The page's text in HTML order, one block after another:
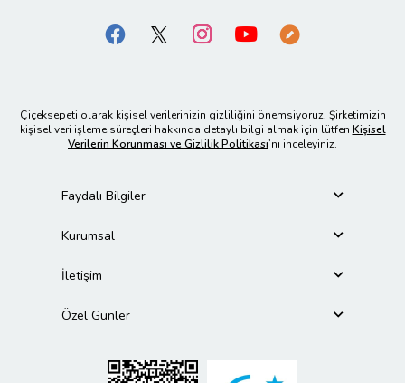
Çiçeksepeti olarak kişisel verilerinizin gizliliğini önemsiyoruz. Şirketimizin
kişisel veri işleme süreçleri hakkında detaylı bilgi almak için lütfen Kişisel
Verilerin Korunması ve Gizlilik Politikası’nı inceleyiniz.
Faydalı Bilgiler
Kurumsal
İletişim
Özel Günler